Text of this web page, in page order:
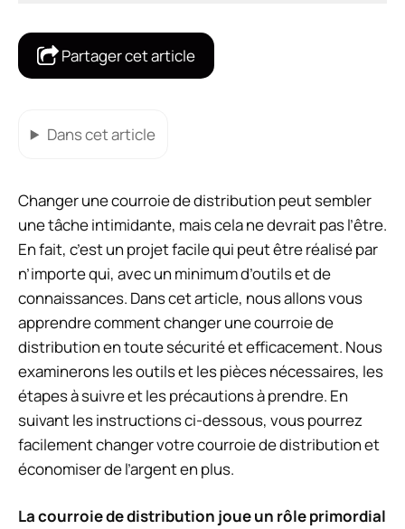
Partager cet article
Dans cet article
Changer une courroie de distribution peut sembler
une tâche intimidante, mais cela ne devrait pas l’être.
En fait, c’est un projet facile qui peut être réalisé par
n’importe qui, avec un minimum d’outils et de
connaissances. Dans cet article, nous allons vous
apprendre comment changer une courroie de
distribution en toute sécurité et efficacement. Nous
examinerons les outils et les pièces nécessaires, les
étapes à suivre et les précautions à prendre. En
suivant les instructions ci-dessous, vous pourrez
facilement changer votre courroie de distribution et
économiser de l’argent en plus.
La courroie de distribution joue un rôle primordial